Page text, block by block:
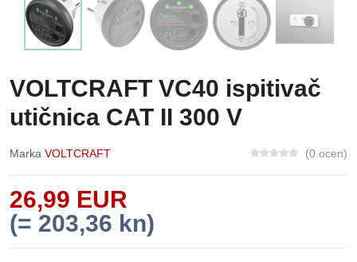
VOLTCRAFT VC40 ispitivač
utičnica CAT II 300 V
Marka VOLTCRAFT (0 ocen)
26,99 EUR
(= 203,36 kn)